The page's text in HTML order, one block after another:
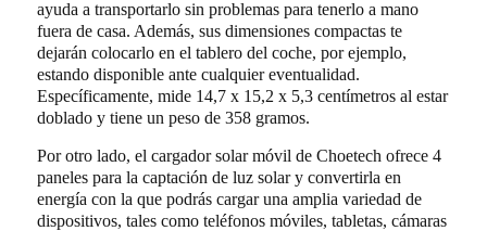
ayuda a transportarlo sin problemas para tenerlo a mano
fuera de casa. Además, sus dimensiones compactas te
dejarán colocarlo en el tablero del coche, por ejemplo,
estando disponible ante cualquier eventualidad.
Específicamente, mide 14,7 x 15,2 x 5,3 centímetros al estar
doblado y tiene un peso de 358 gramos.
Por otro lado, el cargador solar móvil de Choetech ofrece 4
paneles para la captación de luz solar y convertirla en
energía con la que podrás cargar una amplia variedad de
dispositivos, tales como teléfonos móviles, tabletas, cámaras